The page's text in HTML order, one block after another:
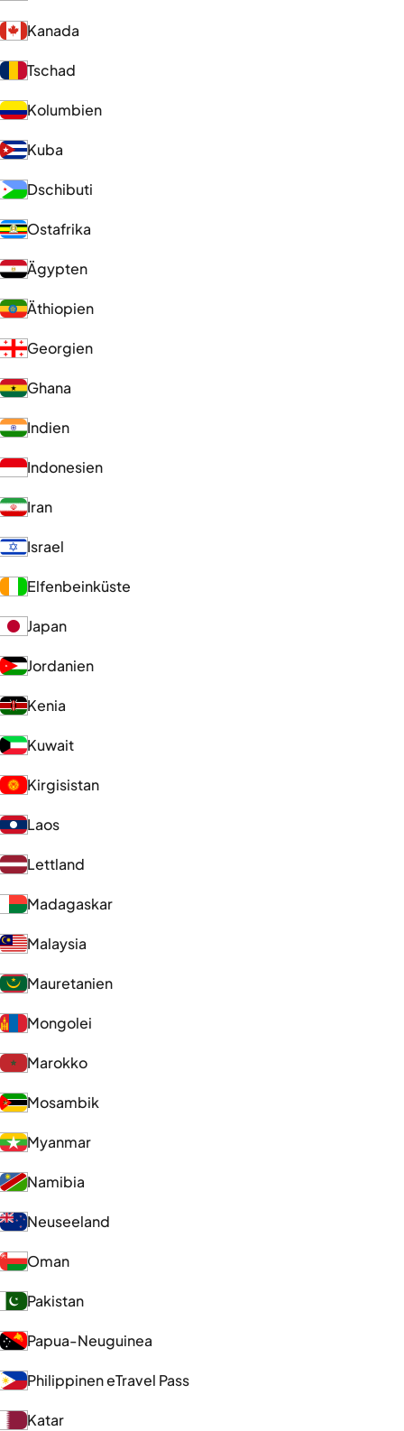
Kanada
Tschad
Kolumbien
Kuba
Dschibuti
Ostafrika
Ägypten
Äthiopien
Georgien
Ghana
Indien
Indonesien
Iran
Israel
Elfenbeinküste
Japan
Jordanien
Kenia
Kuwait
Kirgisistan
Laos
Lettland
Madagaskar
Malaysia
Mauretanien
Mongolei
Marokko
Mosambik
Myanmar
Namibia
Neuseeland
Oman
Pakistan
Papua-Neuguinea
Philippinen eTravel Pass
Katar